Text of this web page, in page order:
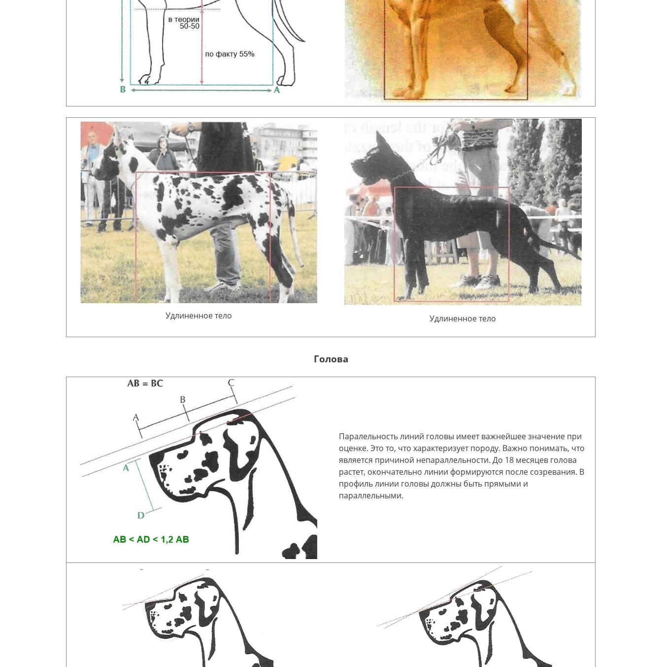
Удлиненное тело Удлиненное тело
Голова
Паралельность линий головы имеет важнейшее значение при
оценке. Это то, что характеризует породу. Важно понимать, что
является причиной непараллельности. До 18 месяцев голова
растет, окончательно линии формируются после созревания. В
профиль линии головы должны быть прямыми и
параллельными.